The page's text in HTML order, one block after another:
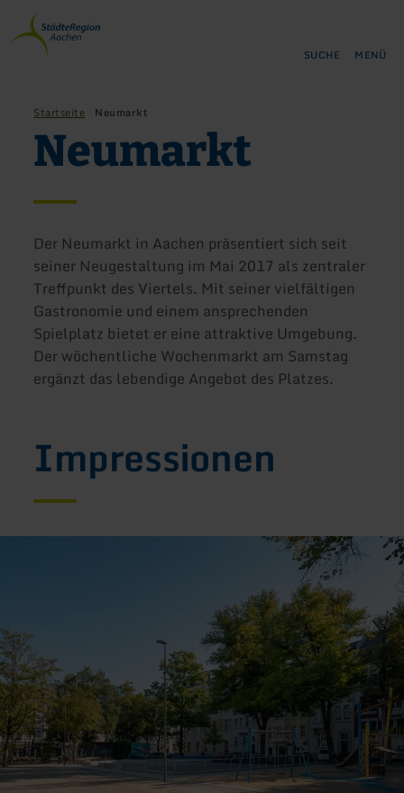
Zurück
zur
Startseite
SUCHE MENÜ
Startseite Neumarkt
Neumarkt
Der Neumarkt in Aachen präsentiert sich seit
seiner Neugestaltung im Mai 2017 als zentraler
Treffpunkt des Viertels. Mit seiner vielfältigen
Gastronomie und einem ansprechenden
Spielplatz bietet er eine attraktive Umgebung.
Der wöchentliche Wochenmarkt am Samstag
ergänzt das lebendige Angebot des Platzes.
Impressionen